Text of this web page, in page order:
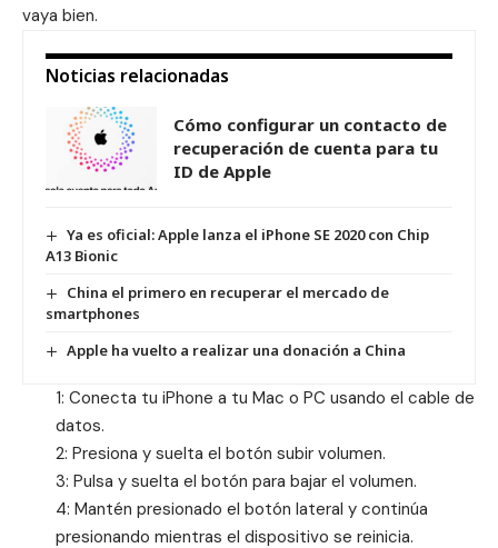
vaya bien.
Noticias relacionadas
Cómo configurar un contacto de
recuperación de cuenta para tu
ID de Apple
Ya es oficial: Apple lanza el iPhone SE 2020 con Chip
A13 Bionic
China el primero en recuperar el mercado de
smartphones
Apple ha vuelto a realizar una donación a China
1: Conecta tu iPhone a tu Mac o PC usando el cable de
datos.
2: Presiona y suelta el botón subir volumen.
3: Pulsa y suelta el botón para bajar el volumen.
4: Mantén presionado el botón lateral y continúa
presionando mientras el dispositivo se reinicia.